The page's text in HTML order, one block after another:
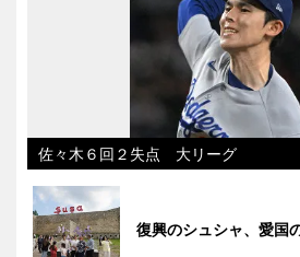
佐々木６回２失点 大リーグ
復興のシュシャ、愛国